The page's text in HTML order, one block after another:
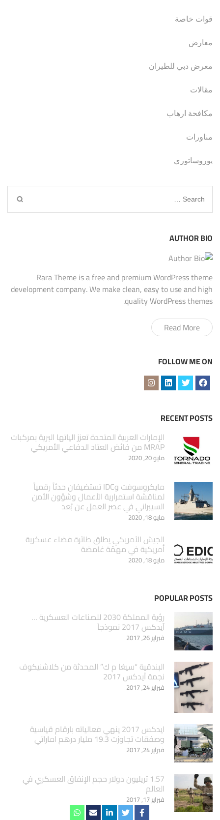
قوات خاصة
معارض
معرض دبي للطيران
مقالات
مكافحة ارهاب
مناورات
يوروساتوري
Search
for:
AUTHOR BIO
Rara Theme is a free and premium WordPress theme
development company. We make clean, easy to use and high
quality WordPress themes.
Read More
FOLLOW ME ON
RECENT POSTS
الإمارات العربية المتحدة تعزز الياتها البرية بمركبات
MRAP من فائض العتاد الدفاعي الأمريكي
مايو 20, 2020
مايكروسوفت وIDC تستضيفان حدثاً رقمياً
لمناقشة استمرارية الأعمال وشؤون الأمن
السيبراني في عصر العمل عن بُعد
مايو 18, 2020
الجيش الأمريكي يطلق طائرة فضاء عسكرية
أمريكية في مهمّة غامضة
مايو 18, 2020
POPULAR POSTS
‏رؤية المملكة 2030 للصناعات العسكرية …
آيدكس 2017 نموذجاَ
فبراير 26, 2017
البندقية “سيغا م ك” المحدثة من كلاشنيكوف
نجمة آيدكس 2017
فبراير 24, 2017
ايدكس 2017 ينهي فعالياته بارقام قياسية
وصفقات تجاوزت 19.3 مليار درهم اماراتي
فبراير 24, 2017
1.57 تريليون دولار حجم الإنفاق العسكري في
العالم
فبراير 17, 2017